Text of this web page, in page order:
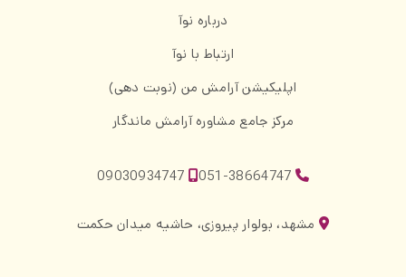
درباره نوآ
ارتباط با نوآ
اپلیکیشن آرامش من (نوبت دهی)
مرکز جامع مشاوره آرامش ماندگار
مشهد، بولوار پیروزی، حاشیه میدان حکمت